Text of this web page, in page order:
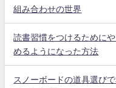
組み合わせの世界
読書習慣をつけるために
めるようになった方法
スノーボードの道具選び